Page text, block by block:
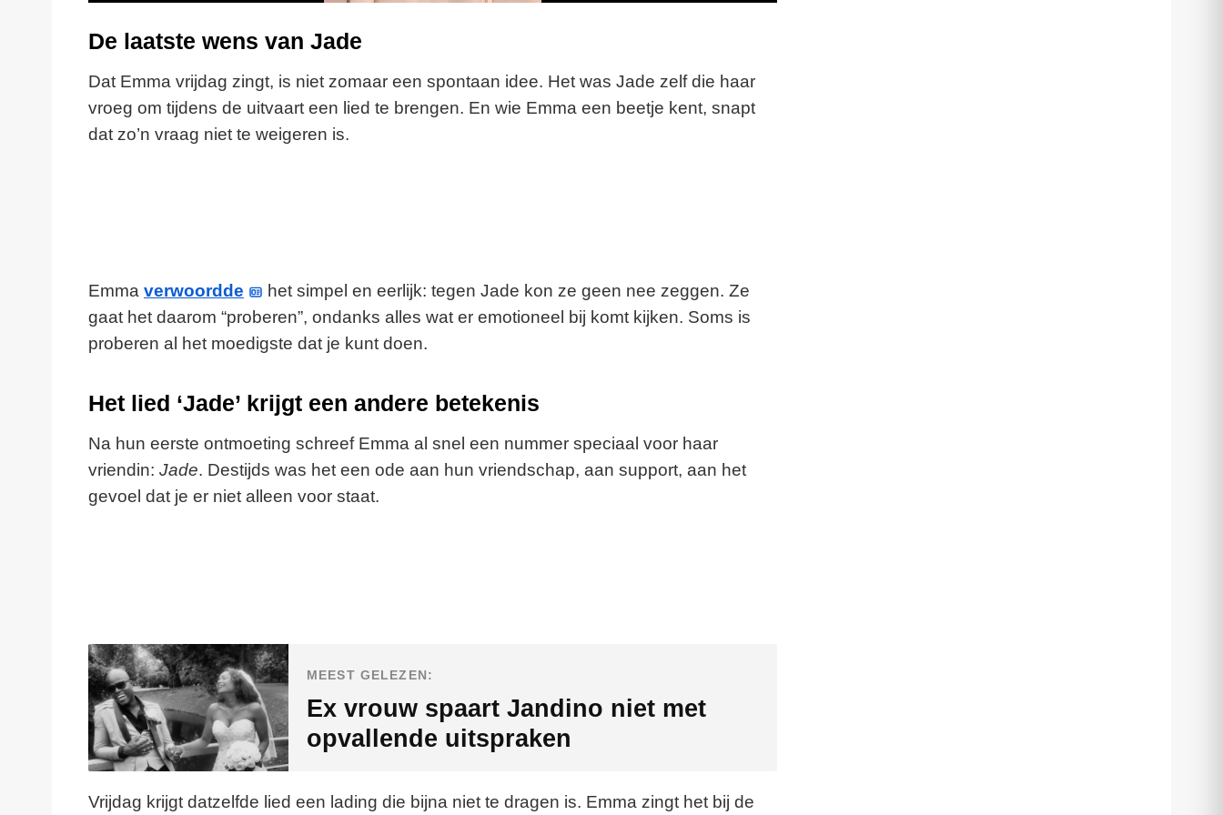
d
e
De laatste wens van Jade
Dat Emma vrijdag zingt, is niet zomaar een spontaan idee. Het was Jade zelf die haar
vroeg om tijdens de uitvaart een lied te brengen. En wie Emma een beetje kent, snapt
dat zo’n vraag niet te weigeren is.
Emma verwoordde
het simpel en eerlijk: tegen Jade kon ze geen nee zeggen. Ze
gaat het daarom “proberen”, ondanks alles wat er emotioneel bij komt kijken. Soms is
proberen al het moedigste dat je kunt doen.
Het lied ‘Jade’ krijgt een andere betekenis
Na hun eerste ontmoeting schreef Emma al snel een nummer speciaal voor haar
vriendin: Jade. Destijds was het een ode aan hun vriendschap, aan support, aan het
gevoel dat je er niet alleen voor staat.
MEEST GELEZEN:
Ex vrouw spaart Jandino niet met
opvallende uitspraken
Vrijdag krijgt datzelfde lied een lading die bijna niet te dragen is. Emma zingt het bij de